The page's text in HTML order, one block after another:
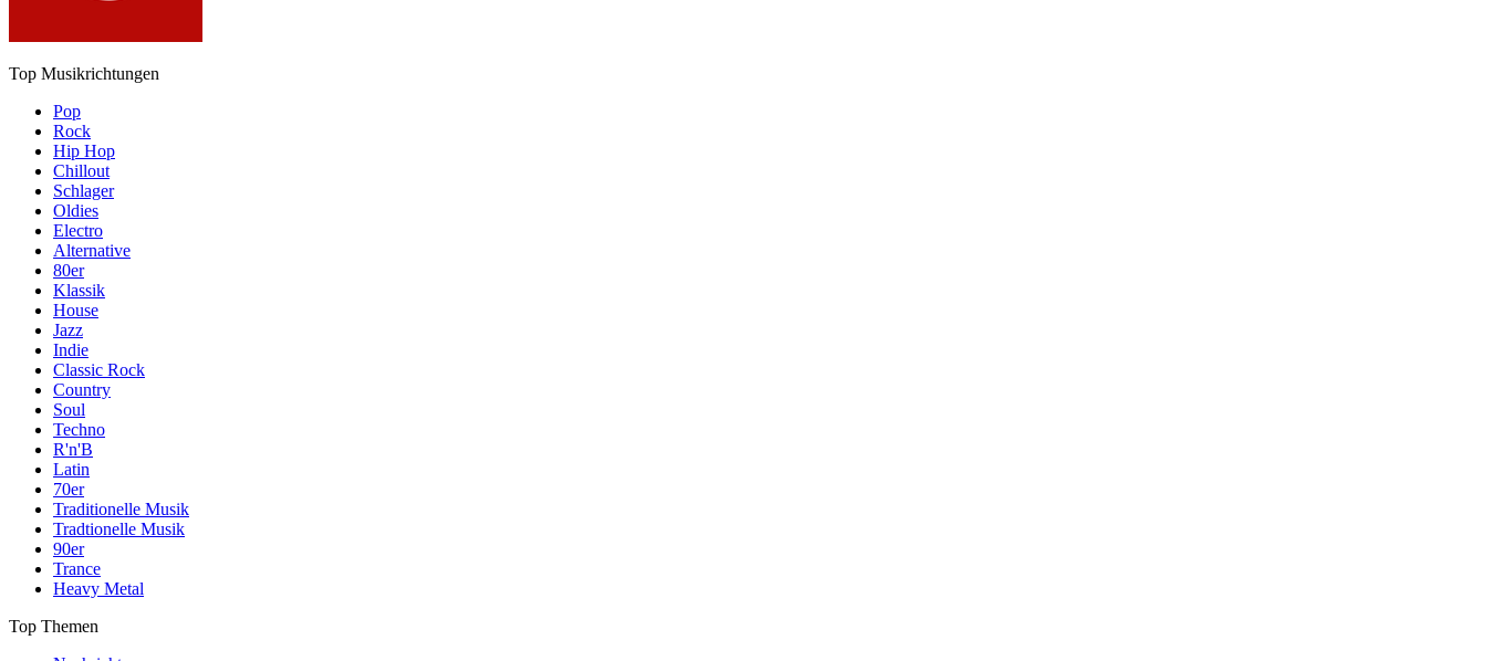
Top Musikrichtungen
Pop
Rock
Hip Hop
Chillout
Schlager
Oldies
Electro
Alternative
80er
Klassik
House
Jazz
Indie
Classic Rock
Country
Soul
Techno
R'n'B
Latin
70er
Traditionelle Musik
Tradtionelle Musik
90er
Trance
Heavy Metal
Top Themen